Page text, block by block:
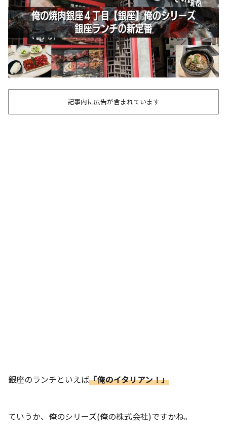
記事内に広告が含まれています
銀座のランチといえば「俺のイタリアン！」
ていうか、俺のシリーズ(俺の株式会社)ですかね。